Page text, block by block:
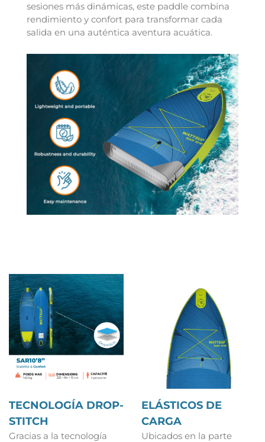
sesiones más dinámicas, este paddle combina
rendimiento y confort para transformar cada
salida en una auténtica aventura acuática.
TECNOLOGÍA DROP-
STITCH
Gracias a la tecnología
ELÁSTICOS DE
CARGA
Ubicados en la parte